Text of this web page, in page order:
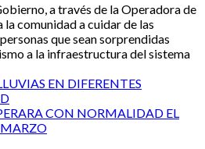
a través de la Operadora de
comunidad a cuidar de las
que sean sorprendidas
a la infraestructura del sistema
EN DIFERENTES
CON NORMALIDAD EL